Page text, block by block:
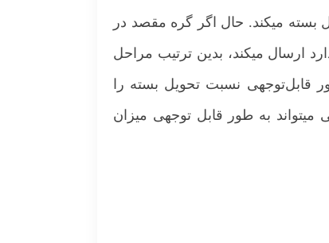
بسته می­کند. حال اگر گره مقصد در
می­کند، بدین ترتیب مراحل
قابل‌توجهی نسبت تحویل بسته را
به طور قابل توجهی میزان